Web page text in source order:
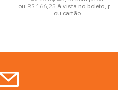
ou R$ 166,25 à vista no boleto, pix
ou cartão